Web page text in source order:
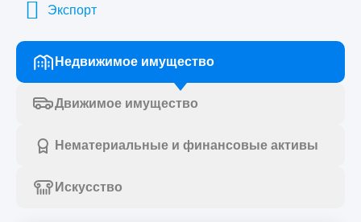
Экспорт
Недвижимое имущество
Движимое имущество
Нематериальные и финансовые активы
Искусство